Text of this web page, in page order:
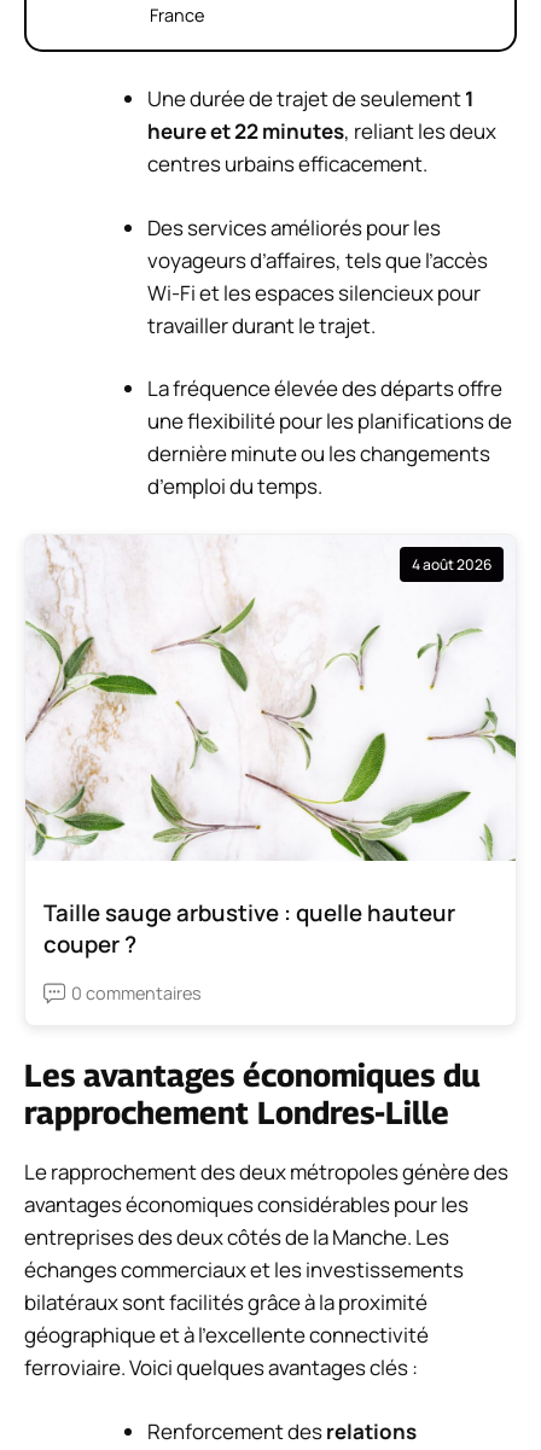
France
Une durée de trajet de seulement1
heure et 22 minutes, reliant les deux
centres urbains efficacement.
Des services améliorés pour les
voyageurs d’affaires, tels que l’accès
Wi-Fi et les espaces silencieux pour
travailler durant le trajet.
La fréquence élevée des départs offre
une flexibilité pour les planifications de
dernière minute ou les changements
d’emploi du temps.
4 août 2026
Taille sauge arbustive : quelle hauteur
couper ?
0 commentaires
Les avantages économiques du
rapprochement Londres-Lille
Le rapprochement des deux métropoles génère des
avantages économiques considérables pour les
entreprises des deux côtés de la Manche. Les
échanges commerciaux et les investissements
bilatéraux sont facilités grâce à la proximité
géographique et à l’excellente connectivité
ferroviaire. Voici quelques avantages clés :
Renforcement desrelations